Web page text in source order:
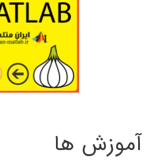
آموزش ها